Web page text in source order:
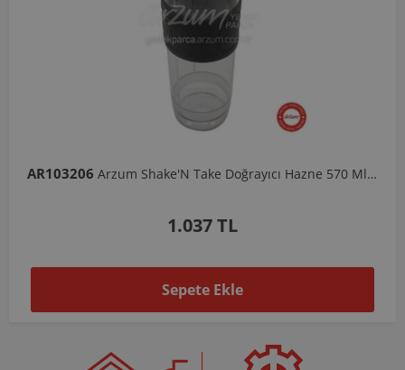
AR103206 Arzum Shake'N Take Doğrayıcı Hazne 570 Ml-Koyu Gri
1.037 TL
Sepete Ekle